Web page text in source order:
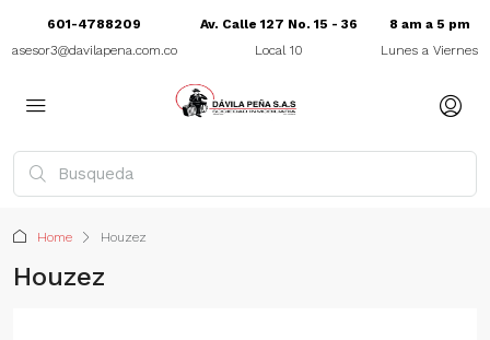
601-4788209
asesor3@davilapena.com.co
Av. Calle 127 No. 15 - 36
Local 10
8 am a 5 pm
Lunes a Viernes
Home Houzez
Houzez